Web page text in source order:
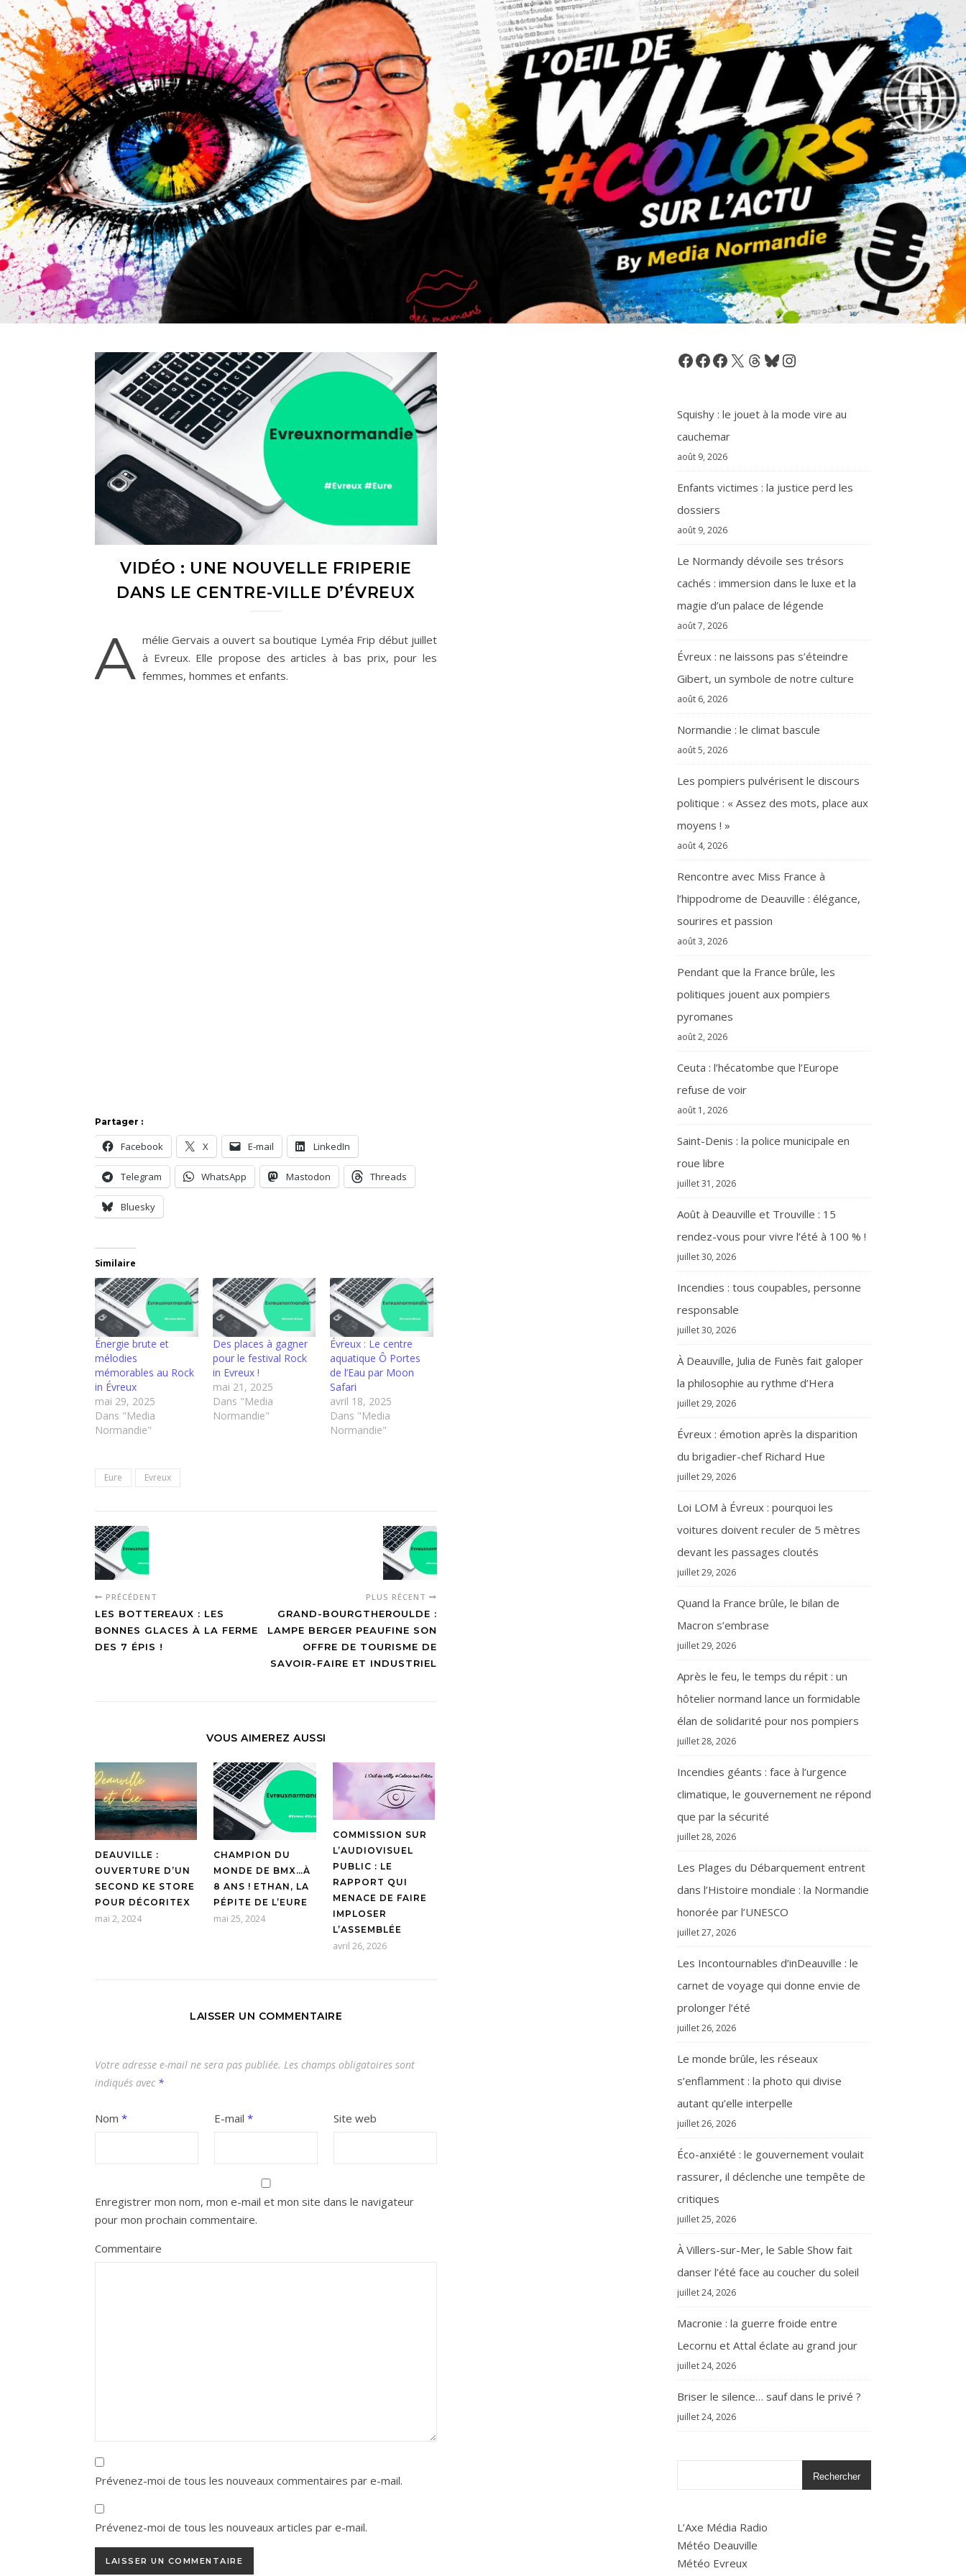
VIDÉO : UNE NOUVELLE FRIPERIE
DANS LE CENTRE-VILLE D’ÉVREUX
A mélie Gervais a ouvert sa boutique Lyméa Frip début juillet
à Evreux. Elle propose des articles à bas prix, pour les
femmes, hommes et enfants.
Partager :
Facebook X E-mail LinkedIn
Telegram WhatsApp Mastodon Threads
Bluesky
Similaire
Énergie brute et
mélodies
mémorables au Rock
in Évreux
mai 29, 2025
Dans "Media
Normandie"
Des places à gagner
pour le festival Rock
in Evreux !
mai 21, 2025
Dans "Media
Normandie"
Évreux : Le centre
aquatique Ô Portes
de l’Eau par Moon
Safari
avril 18, 2025
Dans "Media
Normandie"
Eure Evreux
PRÉCÉDENT
LES BOTTEREAUX : LES
BONNES GLACES À LA FERME
DES 7 ÉPIS !
PLUS RÉCENT
GRAND-BOURGTHEROULDE :
LAMPE BERGER PEAUFINE SON
OFFRE DE TOURISME DE
SAVOIR-FAIRE ET INDUSTRIEL
VOUS AIMEREZ AUSSI
DEAUVILLE :
OUVERTURE D’UN
SECOND KE STORE
POUR DÉCORITEX
mai 2, 2024
CHAMPION DU
MONDE DE BMX…À
8 ANS ! ETHAN, LA
PÉPITE DE L’EURE
mai 25, 2024
COMMISSION SUR
L’AUDIOVISUEL
PUBLIC : LE
RAPPORT QUI
MENACE DE FAIRE
IMPLOSER
L’ASSEMBLÉE
avril 26, 2026
LAISSER UN COMMENTAIRE
Votre adresse e-mail ne sera pas publiée. Les champs obligatoires sont
indiqués avec *
Nom * E-mail * Site web
Enregistrer mon nom, mon e-mail et mon site dans le navigateur
pour mon prochain commentaire.
Commentaire
Prévenez-moi de tous les nouveaux commentaires par e-mail.
Prévenez-moi de tous les nouveaux articles par e-mail.
Facebook
Facebook
Facebook
X Threads
BlueskyInstagram
Squishy : le jouet à la mode vire au
cauchemar
août 9, 2026
Enfants victimes : la justice perd les
dossiers
août 9, 2026
Le Normandy dévoile ses trésors
cachés : immersion dans le luxe et la
magie d’un palace de légende
août 7, 2026
Évreux : ne laissons pas s’éteindre
Gibert, un symbole de notre culture
août 6, 2026
Normandie : le climat bascule
août 5, 2026
Les pompiers pulvérisent le discours
politique : « Assez des mots, place aux
moyens ! »
août 4, 2026
Rencontre avec Miss France à
l’hippodrome de Deauville : élégance,
sourires et passion
août 3, 2026
Pendant que la France brûle, les
politiques jouent aux pompiers
pyromanes
août 2, 2026
Ceuta : l’hécatombe que l’Europe
refuse de voir
août 1, 2026
Saint-Denis : la police municipale en
roue libre
juillet 31, 2026
Août à Deauville et Trouville : 15
rendez-vous pour vivre l’été à 100 % !
juillet 30, 2026
Incendies : tous coupables, personne
responsable
juillet 30, 2026
À Deauville, Julia de Funès fait galoper
la philosophie au rythme d’Hera
juillet 29, 2026
Évreux : émotion après la disparition
du brigadier-chef Richard Hue
juillet 29, 2026
Loi LOM à Évreux : pourquoi les
voitures doivent reculer de 5 mètres
devant les passages cloutés
juillet 29, 2026
Quand la France brûle, le bilan de
Macron s’embrase
juillet 29, 2026
Après le feu, le temps du répit : un
hôtelier normand lance un formidable
élan de solidarité pour nos pompiers
juillet 28, 2026
Incendies géants : face à l’urgence
climatique, le gouvernement ne répond
que par la sécurité
juillet 28, 2026
Les Plages du Débarquement entrent
dans l’Histoire mondiale : la Normandie
honorée par l’UNESCO
juillet 27, 2026
Les Incontournables d’inDeauville : le
carnet de voyage qui donne envie de
prolonger l’été
juillet 26, 2026
Le monde brûle, les réseaux
s’enflamment : la photo qui divise
autant qu’elle interpelle
juillet 26, 2026
Éco-anxiété : le gouvernement voulait
rassurer, il déclenche une tempête de
critiques
juillet 25, 2026
À Villers-sur-Mer, le Sable Show fait
danser l’été face au coucher du soleil
juillet 24, 2026
Macronie : la guerre froide entre
Lecornu et Attal éclate au grand jour
juillet 24, 2026
Briser le silence… sauf dans le privé ?
juillet 24, 2026
Rechercher
L’Axe Média Radio
Météo Deauville
Météo Evreux